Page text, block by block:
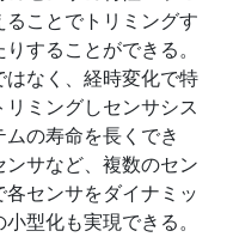
ことでトリミングす
することができる。
なく、経時変化で特
ミングしセンサシス
の寿命を長くでき
サなど、複数のセン
センサをダイナミッ
型化も実現できる。